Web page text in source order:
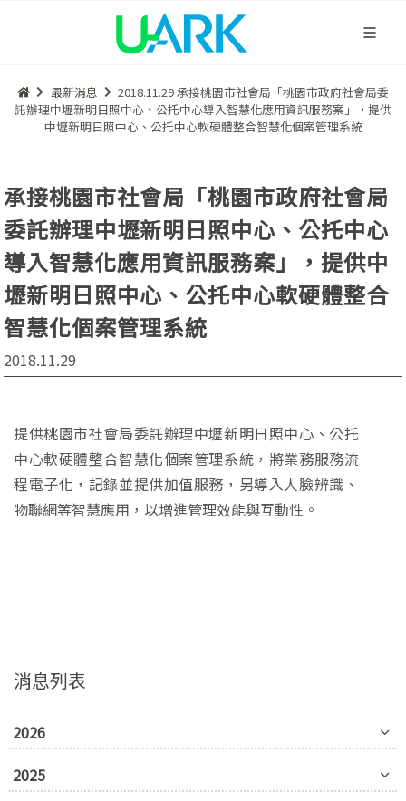
最新消息
2018.11.29 承接桃園市社會局「桃園市政府社會局委
託辦理中壢新明日照中心、公托中心導入智慧化應用資訊服務案」，提供
中壢新明日照中心、公托中心軟硬體整合智慧化個案管理系統
承接桃園市社會局「桃園市政府社會局
委託辦理中壢新明日照中心、公托中心
導入智慧化應用資訊服務案」，提供中
壢新明日照中心、公托中心軟硬體整合
智慧化個案管理系統
2018.11.29
提供桃園市社會局委託辦理中壢新明日照中心、公托
中心軟硬體整合智慧化個案管理系統，將業務服務流
程電子化，記錄並提供加值服務，另導入人臉辨識、
物聯網等智慧應用，以增進管理效能與互動性。
消息列表
2026
2025